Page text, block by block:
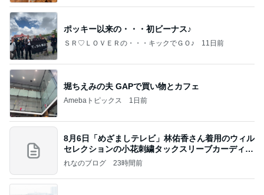
ポッキー以来の・・・初ビーナス♪
ＳＲ♡ＬＯＶＥＲの・・・キックでＧＯ♪ 11日前
堀ちえみの夫 GAPで買い物とカフェ
Amebaトピックス 1日前
8月6日「めざましテレビ」林佑香さん着用のウィル
セレクションの小花刺繍タックスリーブカーディガ
ン
れなのブログ 23時間前